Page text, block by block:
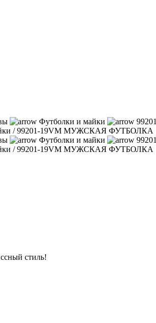
Футболки и майки
/99201-19VM МУЖСКАЯ ФУТБОЛКА
Футболки и майки
/99201-19VM МУЖСКАЯ ФУТБОЛКА
стиль!